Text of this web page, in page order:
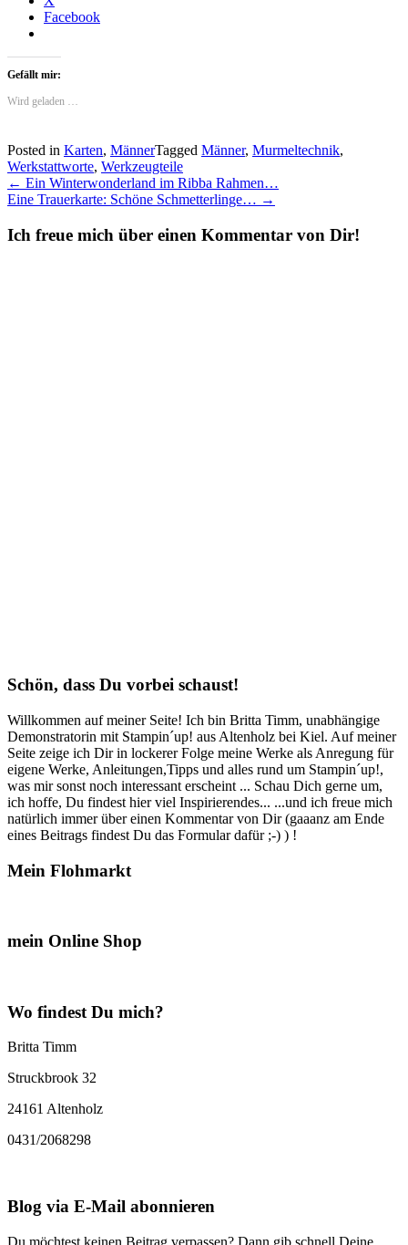
Facebook
Gefällt mir:
Wird geladen …
Posted in Karten, MännerTagged Männer, Murmeltechnik,
Werkstattworte, Werkzeugteile
Post
navigation
← Ein Winterwonderland im Ribba Rahmen…
Eine Trauerkarte: Schöne Schmetterlinge… →
Ich freue mich über einen Kommentar von Dir!
Schön, dass Du vorbei schaust!
Willkommen auf meiner Seite! Ich bin Britta Timm, unabhängige
Demonstratorin mit Stampin´up! aus Altenholz bei Kiel. Auf meiner
Seite zeige ich Dir in lockerer Folge meine Werke als Anregung für
eigene Werke, Anleitungen,Tipps und alles rund um Stampin´up!,
was mir sonst noch interessant erscheint ... Schau Dich gerne um,
ich hoffe, Du findest hier viel Inspirierendes... ...und ich freue mich
natürlich immer über einen Kommentar von Dir (gaaanz am Ende
eines Beitrags findest Du das Formular dafür ;-) ) !
Mein Flohmarkt
mein Online Shop
Wo findest Du mich?
Britta Timm
Struckbrook 32
24161 Altenholz
0431/2068298
Blog via E-Mail abonnieren
Du möchtest keinen Beitrag verpassen? Dann gib schnell Deine